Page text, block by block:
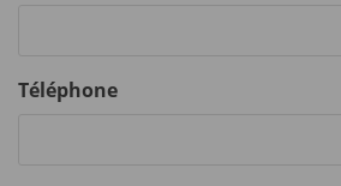
Téléphone